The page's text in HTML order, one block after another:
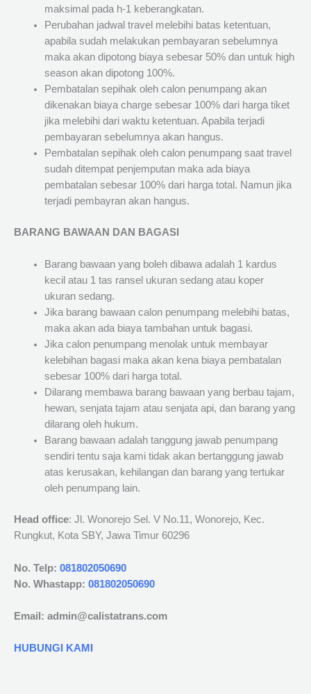
maksimal pada h-1 keberangkatan.
Perubahan jadwal travel melebihi batas ketentuan,
apabila sudah melakukan pembayaran sebelumnya
maka akan dipotong biaya sebesar 50% dan untuk high
season akan dipotong 100%.
Pembatalan sepihak oleh calon penumpang akan
dikenakan biaya charge sebesar 100% dari harga tiket
jika melebihi dari waktu ketentuan. Apabila terjadi
pembayaran sebelumnya akan hangus.
Pembatalan sepihak oleh calon penumpang saat travel
sudah ditempat penjemputan maka ada biaya
pembatalan sebesar 100% dari harga total. Namun jika
terjadi pembayran akan hangus.
BARANG BAWAAN DAN BAGASI
Barang bawaan yang boleh dibawa adalah 1 kardus
kecil atau 1 tas ransel ukuran sedang atau koper
ukuran sedang.
Jika barang bawaan calon penumpang melebihi batas,
maka akan ada biaya tambahan untuk bagasi.
Jika calon penumpang menolak untuk membayar
kelebihan bagasi maka akan kena biaya pembatalan
sebesar 100% dari harga total.
Dilarang membawa barang bawaan yang berbau tajam,
hewan, senjata tajam atau senjata api, dan barang yang
dilarang oleh hukum.
Barang bawaan adalah tanggung jawab penumpang
sendiri tentu saja kami tidak akan bertanggung jawab
atas kerusakan, kehilangan dan barang yang tertukar
oleh penumpang lain.
Head office: Jl. Wonorejo Sel. V No.11, Wonorejo, Kec.
Rungkut, Kota SBY, Jawa Timur 60296
No. Telp: 081802050690
No. Whastapp: 081802050690
Email: admin@calistatrans.com
HUBUNGI KAMI